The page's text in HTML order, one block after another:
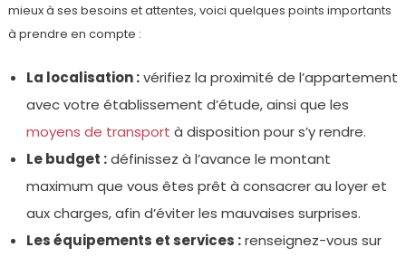
mieux à ses besoins et attentes, voici quelques points importants
à prendre en compte :
La localisation :vérifiez la proximité de l’appartement
avec votre établissement d’étude, ainsi que les
moyens de transport à disposition pour s’y rendre.
Le budget :définissez à l’avance le montant
maximum que vous êtes prêt à consacrer au loyer et
aux charges, afin d’éviter les mauvaises surprises.
Les équipements et services :renseignez-vous sur